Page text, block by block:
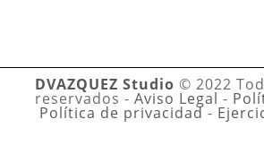
DVAZQUEZ Studio © 2022
reservados - Aviso Legal -
Política de privacidad-